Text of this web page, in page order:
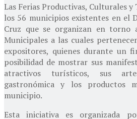
Las Ferias Productivas, Culturales
los 56 municipios existentes en el
Cruz que se organizan en torno
Municipales a las cuales
expositores, quienes durante un
posibilidad de mostrar sus
atractivos turísticos, sus
gastronómica y los productos
municipio.
Esta iniciativa es organizada